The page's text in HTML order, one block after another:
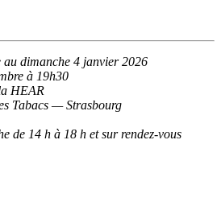
au dimanche 4 janvier 2026
à 19h30
HEAR
Tabacs — Strasbourg
de 14 h à 18 h et sur rendez-vous